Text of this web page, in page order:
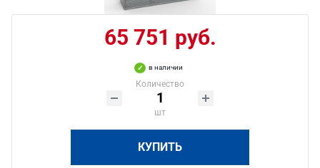
65 751 руб.
в наличии
Количество
шт
КУПИТЬ